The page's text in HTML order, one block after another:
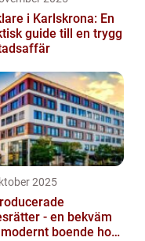
i Karlskrona: En
guide till en trygg
2025
- en bekväm
boende hos